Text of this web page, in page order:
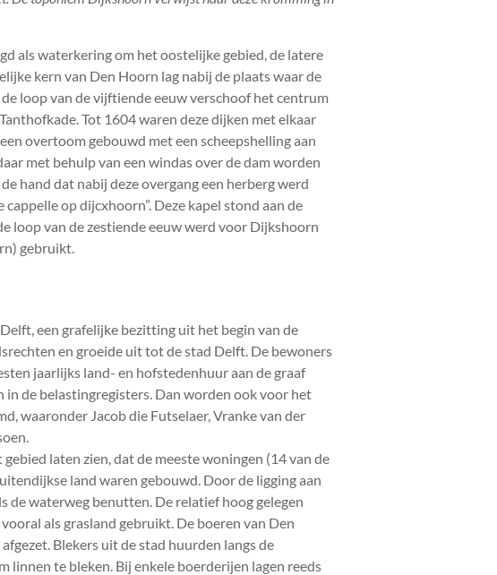
als waterkering om het oostelijke gebied, de latere
kern van Den Hoorn lag nabij de plaats waar de
loop van de vijftiende eeuw verschoof het centrum
Tot 1604 waren deze dijken met elkaar
overtoom gebouwd met een scheepshelling aan
met behulp van een windas over de dam worden
hand dat nabij deze overgang een herberg werd
op dijcxhoorn”. Deze kapel stond aan de
loop van de zestiende eeuw werd voor Dijkshoorn
gebruikt.
een grafelijke bezitting uit het begin van de
en groeide uit tot de stad Delft. De bewoners
jaarlijks land- en hofstedenhuur aan de graaf
de belastingregisters. Dan worden ook voor het
waaronder Jacob die Futselaer, Vranke van der
laten zien, dat de meeste woningen (14 van de
land waren gebouwd. Door de ligging aan
de waterweg benutten. De relatief hoog gelegen
als grasland gebruikt. De boeren van Den
Blekers uit de stad huurden langs de
linnen te bleken. Bij enkele boerderijen lagen reeds